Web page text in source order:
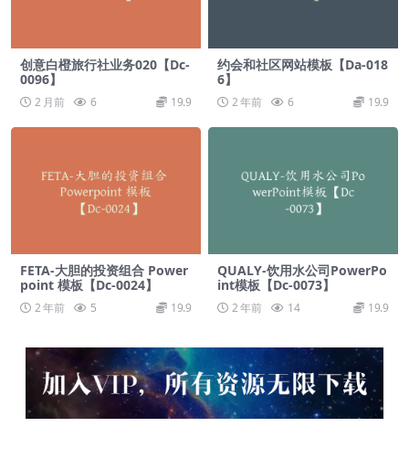
创意白橙旅行社业务020【Dc-
0096】
2 月前 6 19.9
约会和社区网站模板【Da-018
6】
2 年前 6 19.9
FETA-大胆的投资组合 Power
point 模板【Dc-0024】
2 年前 5 19.9
QUALY-饮用水公司PowerPo
int模板【Dc-0073】
2 年前 14 19.9